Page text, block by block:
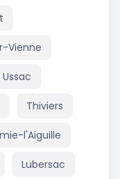
Vienne
Ussac
Thiviers
l'Aiguille
Lubersac